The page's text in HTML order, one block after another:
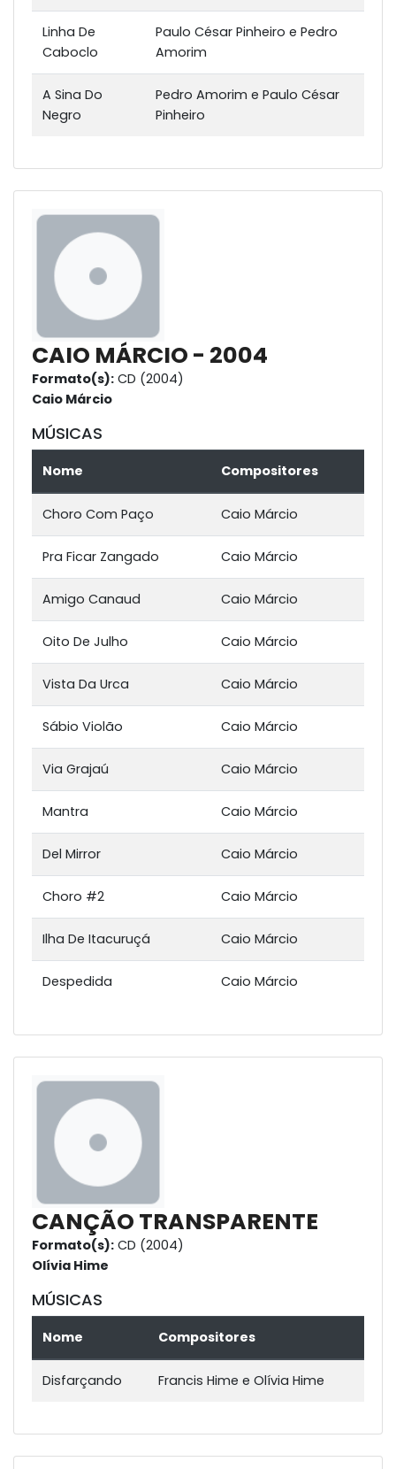
Linha De
Caboclo
Paulo César Pinheiro e Pedro
Amorim
A Sina Do
Negro
Pedro Amorim e Paulo César
Pinheiro
CAIO MÁRCIO - 2004
Formato(s): CD (2004)
Caio Márcio
MÚSICAS
Nome Compositores
Choro Com Paço Caio Márcio
Pra Ficar Zangado Caio Márcio
Amigo Canaud Caio Márcio
Oito De Julho Caio Márcio
Vista Da Urca Caio Márcio
Sábio Violão Caio Márcio
Via Grajaú Caio Márcio
Mantra Caio Márcio
Del Mirror Caio Márcio
Choro #2 Caio Márcio
Ilha De Itacuruçá Caio Márcio
Despedida Caio Márcio
CANÇÃO TRANSPARENTE
Formato(s): CD (2004)
Olívia Hime
MÚSICAS
Nome Compositores
Disfarçando Francis Hime e Olívia Hime